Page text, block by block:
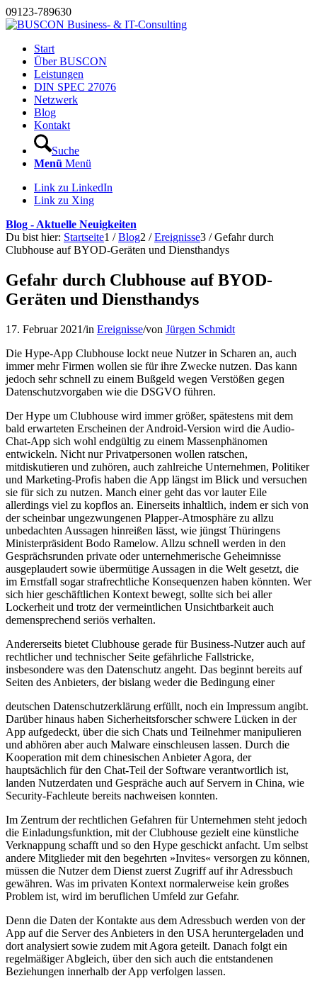
09123-789630
Start
Über BUSCON
Leistungen
DIN SPEC 27076
Netzwerk
Blog
Kontakt
Suche
Menü Menü
Link zu LinkedIn
Link zu Xing
Blog - Aktuelle Neuigkeiten
Du bist hier: Startseite1 / Blog2 / Ereignisse3 / Gefahr durch
Clubhouse auf BYOD-Geräten und Diensthandys
Gefahr durch Clubhouse auf BYOD-
Geräten und Diensthandys
17. Februar 2021/in Ereignisse/von Jürgen Schmidt
Die Hype-App Clubhouse lockt neue Nutzer in Scharen an, auch
immer mehr Firmen wollen sie für ihre Zwecke nutzen. Das kann
jedoch sehr schnell zu einem Bußgeld wegen Verstößen gegen
Datenschutzvorgaben wie die DSGVO führen.
Der Hype um Clubhouse wird immer größer, spätestens mit dem
bald erwarteten Erscheinen der Android-Version wird die Audio-
Chat-App sich wohl endgültig zu einem Massenphänomen
entwickeln. Nicht nur Privatpersonen wollen ratschen,
mitdiskutieren und zuhören, auch zahlreiche Unternehmen, Politiker
und Marketing-Profis haben die App längst im Blick und versuchen
sie für sich zu nutzen. Manch einer geht das vor lauter Eile
allerdings viel zu kopflos an. Einerseits inhaltlich, indem er sich von
der scheinbar ungezwungenen Plapper-Atmosphäre zu allzu
unbedachten Aussagen hinreißen lässt, wie jüngst Thüringens
Ministerpräsident Bodo Ramelow. Allzu schnell werden in den
Gesprächsrunden private oder unternehmerische Geheimnisse
ausgeplaudert sowie übermütige Aussagen in die Welt gesetzt, die
im Ernstfall sogar strafrechtliche Konsequenzen haben könnten. Wer
sich hier geschäftlichen Kontext bewegt, sollte sich bei aller
Lockerheit und trotz der vermeintlichen Unsichtbarkeit auch
demensprechend seriös verhalten.
Andererseits bietet Clubhouse gerade für Business-Nutzer auch auf
rechtlicher und technischer Seite gefährliche Fallstricke,
insbesondere was den Datenschutz angeht. Das beginnt bereits auf
Seiten des Anbieters, der bislang weder die Bedingung einer
deutschen Datenschutzerklärung erfüllt, noch ein Impressum angibt.
Darüber hinaus haben Sicherheitsforscher schwere Lücken in der
App aufgedeckt, über die sich Chats und Teilnehmer manipulieren
und abhören aber auch Malware einschleusen lassen. Durch die
Kooperation mit dem chinesischen Anbieter Agora, der
hauptsächlich für den Chat-Teil der Software verantwortlich ist,
landen Nutzerdaten und Gespräche auch auf Servern in China, wie
Security-Fachleute bereits nachweisen konnten.
Im Zentrum der rechtlichen Gefahren für Unternehmen steht jedoch
die Einladungsfunktion, mit der Clubhouse gezielt eine künstliche
Verknappung schafft und so den Hype geschickt anfacht. Um selbst
andere Mitglieder mit den begehrten »Invites« versorgen zu können,
müssen die Nutzer dem Dienst zuerst Zugriff auf ihr Adressbuch
gewähren. Was im privaten Kontext normalerweise kein großes
Problem ist, wird im beruflichen Umfeld zur Gefahr.
Denn die Daten der Kontakte aus dem Adressbuch werden von der
App auf die Server des Anbieters in den USA heruntergeladen und
dort analysiert sowie zudem mit Agora geteilt. Danach folgt ein
regelmäßiger Abgleich, über den sich auch die entstandenen
Beziehungen innerhalb der App verfolgen lassen.